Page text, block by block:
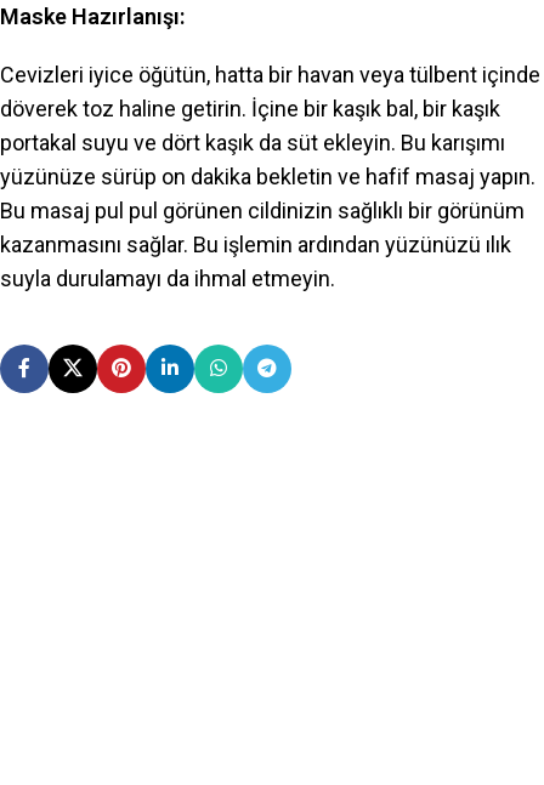
Maske Hazırlanışı:
Cevizleri iyice öğütün, hatta bir havan veya tülbent içinde
döverek toz haline getirin. İçine bir kaşık bal, bir kaşık
portakal suyu ve dört kaşık da süt ekleyin. Bu karışımı
yüzünüze sürüp on dakika bekletin ve hafif masaj yapın.
Bu masaj pul pul görünen cildinizin sağlıklı bir görünüm
kazanmasını sağlar. Bu işlemin ardından yüzünüzü ılık
suyla durulamayı da ihmal etmeyin.